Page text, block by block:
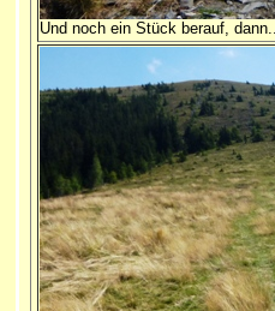
Und noch ein Stück berauf, dann...